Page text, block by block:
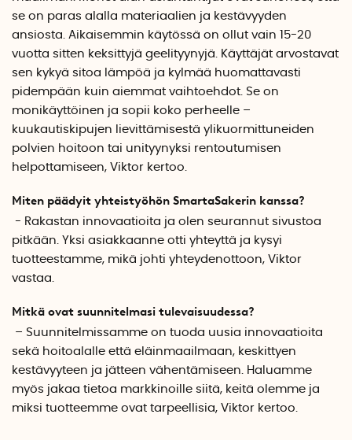
se on paras alalla materiaalien ja kestävyyden
ansiosta. Aikaisemmin käytössä on ollut vain 15-20
vuotta sitten keksittyjä geelityynyjä. Käyttäjät arvostavat
sen kykyä sitoa lämpöä ja kylmää huomattavasti
pidempään kuin aiemmat vaihtoehdot. Se on
monikäyttöinen ja sopii koko perheelle –
kuukautiskipujen lievittämisestä ylikuormittuneiden
polvien hoitoon tai unityynyksi rentoutumisen
helpottamiseen, Viktor kertoo.
Miten päädyit yhteistyöhön SmartaSakerin kanssa?
- Rakastan innovaatioita ja olen seurannut sivustoa
pitkään. Yksi asiakkaanne otti yhteyttä ja kysyi
tuotteestamme, mikä johti yhteydenottoon, Viktor
vastaa.
Mitkä ovat suunnitelmasi tulevaisuudessa?
– Suunnitelmissamme on tuoda uusia innovaatioita
sekä hoitoalalle että eläinmaailmaan, keskittyen
kestävyyteen ja jätteen vähentämiseen. Haluamme
myös jakaa tietoa markkinoille siitä, keitä olemme ja
miksi tuotteemme ovat tarpeellisia, Viktor kertoo.